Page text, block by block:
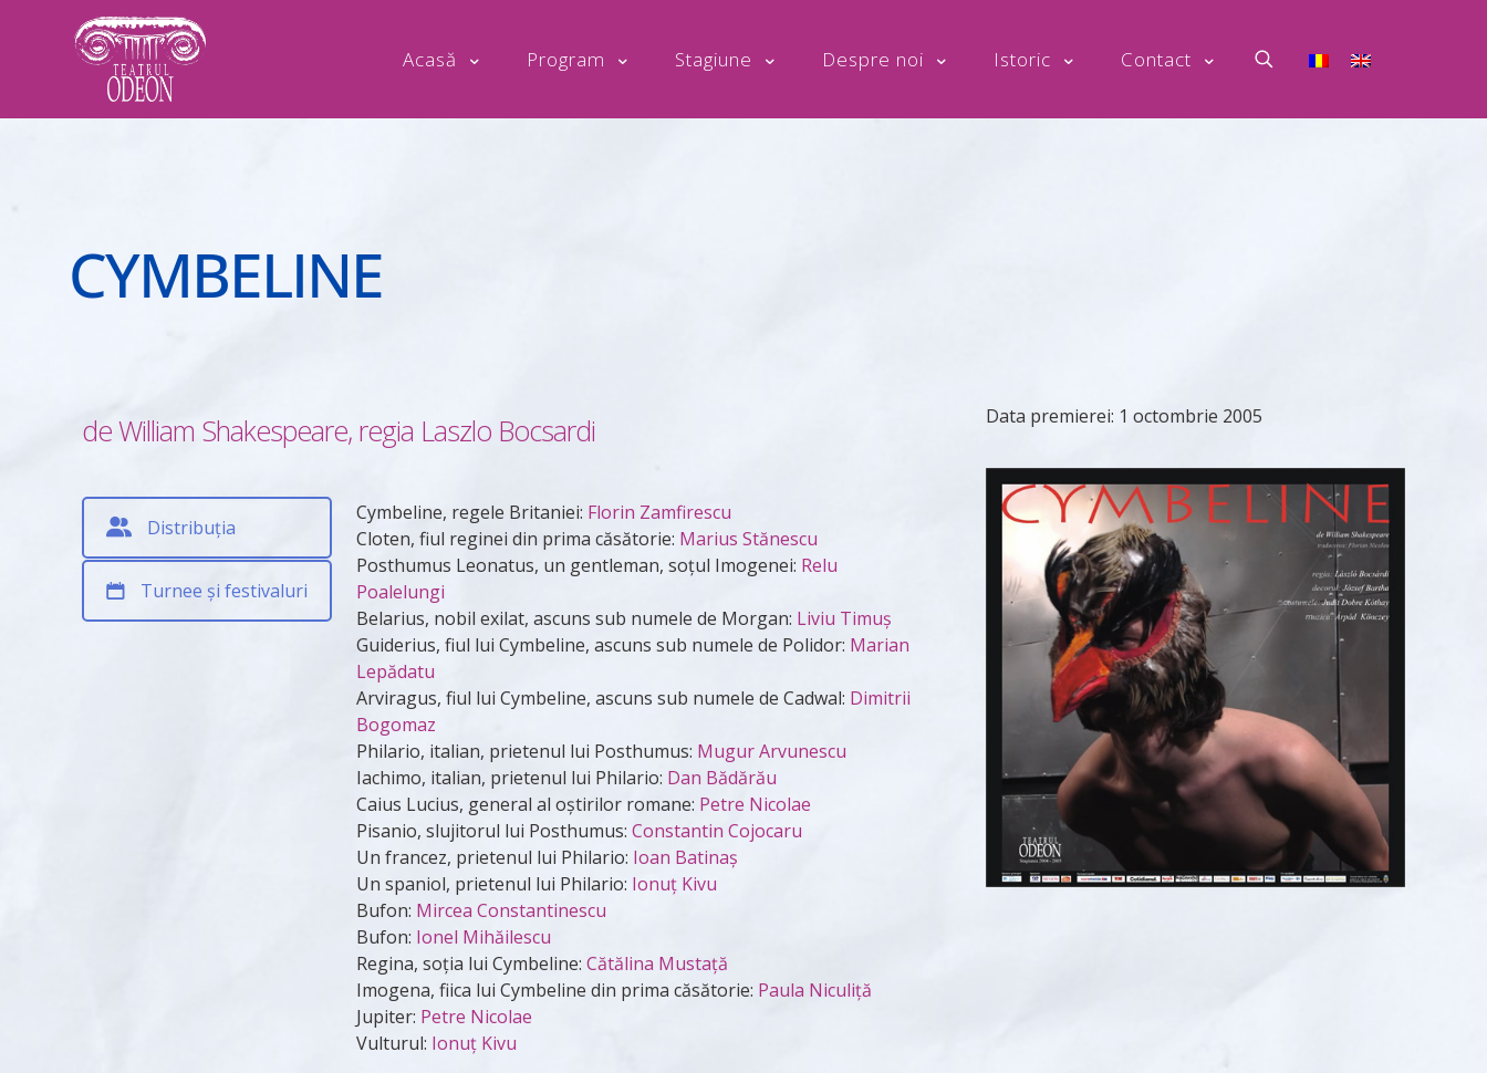
Acasă Program Stagiune Despre noi Istoric Contact
CYMBELINE
de William Shakespeare, regia Laszlo Bocsardi
Distribuția
Turnee și festivaluri
Cymbeline, regele Britaniei: Florin Zamfirescu
Cloten, fiul reginei din prima căsătorie: Marius Stănescu
Posthumus Leonatus, un gentleman, soțul Imogenei: Relu
Poalelungi
Belarius, nobil exilat, ascuns sub numele de Morgan: Liviu Timuş
Guiderius, fiul lui Cymbeline, ascuns sub numele de Polidor: Marian
Lepădatu
Arviragus, fiul lui Cymbeline, ascuns sub numele de Cadwal: Dimitrii
Bogomaz
Philario, italian, prietenul lui Posthumus: Mugur Arvunescu
Iachimo, italian, prietenul lui Philario: Dan Bădărău
Caius Lucius, general al oștirilor romane: Petre Nicolae
Pisanio, slujitorul lui Posthumus:Constantin Cojocaru
Un francez, prietenul lui Philario: Ioan Batinaş
Un spaniol, prietenul lui Philario: Ionuţ Kivu
Bufon: Mircea Constantinescu
Bufon: Ionel Mihăilescu
Regina, soția lui Cymbeline:Cătălina Mustaţă
Imogena, fiica lui Cymbeline din prima căsătorie: Paula Niculiţă
Jupiter: Petre Nicolae
Vulturul: Ionuţ Kivu
Data premierei: 1 octombrie 2005